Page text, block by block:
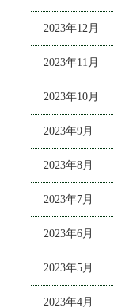
2023年12月
2023年11月
2023年10月
2023年9月
2023年8月
2023年7月
2023年6月
2023年5月
2023年4月